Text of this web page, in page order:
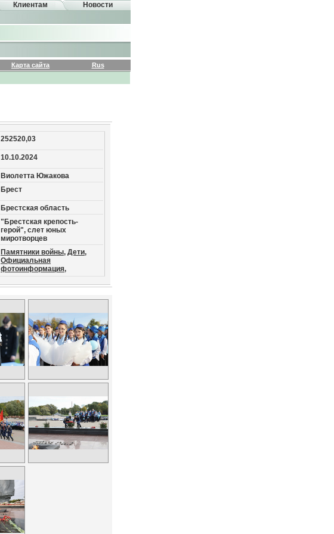
Клиентам Новости
Карта сайта
Rus
252520,03
10.10.2024
Виолетта Южакова
Брест
Брестская область
"Брестская крепость-
герой", слет юных
миротворцев
Памятники войны, Дети,
Официальная
фотоинформация,